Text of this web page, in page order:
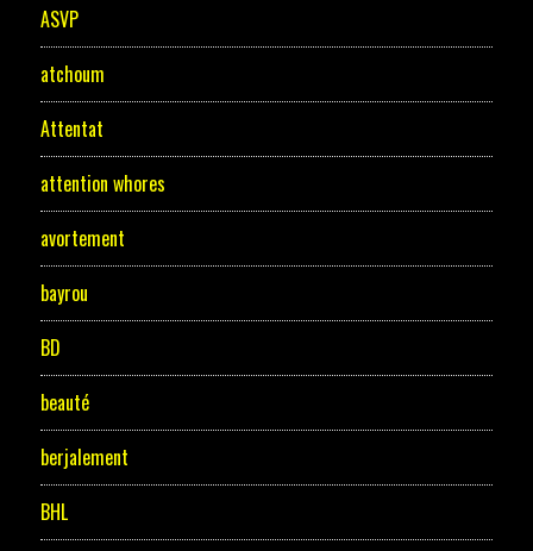
ASVP
atchoum
Attentat
attention whores
avortement
bayrou
BD
beauté
berjalement
BHL